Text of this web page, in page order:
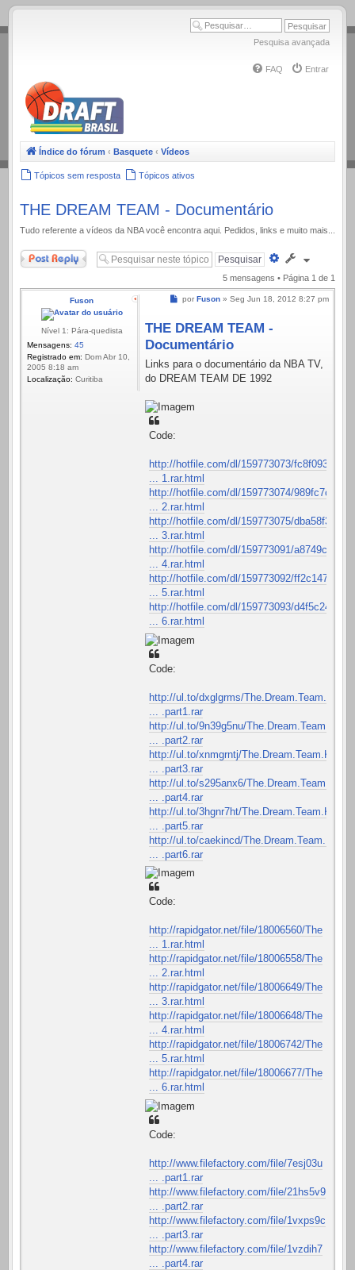
.
Pesquisa avançada
FAQ Entrar
Índice do fórum ‹ Basquete ‹ Vídeos
Tópicos sem resposta Tópicos ativos
THE DREAM TEAM - Documentário
Tudo referente a ví­deos da NBA você encontra aqui. Pedidos, links e muito mais...
Responder
Pesquisa
avançada
5 mensagens • Página 1 de 1
Fuson
Nível 1: Pára-quedista
Mensagens: 45
Registrado em: Dom Abr 10,
2005 8:18 am
Localização: Curitiba
Mensagem
por Fuson » Seg Jun 18, 2012 8:27 pm
THE DREAM TEAM -
Documentário
Links para o documentário da NBA TV,
do DREAM TEAM DE 1992
Code:
http://hotfile.com/dl/159773073/fc8f093
... 1.rar.html
http://hotfile.com/dl/159773074/989fc7c
... 2.rar.html
http://hotfile.com/dl/159773075/dba58f3
... 3.rar.html
http://hotfile.com/dl/159773091/a8749c2
... 4.rar.html
http://hotfile.com/dl/159773092/ff2c147
... 5.rar.html
http://hotfile.com/dl/159773093/d4f5c24
... 6.rar.html
Code:
http://ul.to/dxglgrms/The.Dream.Team.Ke
... .part1.rar
http://ul.to/9n39g5nu/The.Dream.Team.Ke
... .part2.rar
http://ul.to/xnmgrntj/The.Dream.Team.Ke
... .part3.rar
http://ul.to/s295anx6/The.Dream.Team.Ke
... .part4.rar
http://ul.to/3hgnr7ht/The.Dream.Team.Ke
... .part5.rar
http://ul.to/caekincd/The.Dream.Team.Ke
... .part6.rar
Code:
http://rapidgator.net/file/18006560/The
... 1.rar.html
http://rapidgator.net/file/18006558/The
... 2.rar.html
http://rapidgator.net/file/18006649/The
... 3.rar.html
http://rapidgator.net/file/18006648/The
... 4.rar.html
http://rapidgator.net/file/18006742/The
... 5.rar.html
http://rapidgator.net/file/18006677/The
... 6.rar.html
Code:
http://www.filefactory.com/file/7esj03u
... .part1.rar
http://www.filefactory.com/file/21hs5v9
... .part2.rar
http://www.filefactory.com/file/1vxps9c
... .part3.rar
http://www.filefactory.com/file/1vzdih7
... .part4.rar